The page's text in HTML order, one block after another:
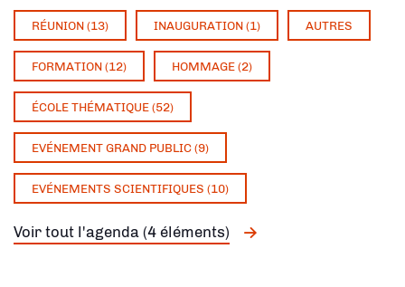
Voir tout l'agenda (4 éléments)
RÉUNION (13) INAUGURATION (1) AUTRES
FORMATION (12) HOMMAGE (2)
ÉCOLE THÉMATIQUE (52)
EVÉNEMENT GRAND PUBLIC (9)
EVÉNEMENTS SCIENTIFIQUES (10)